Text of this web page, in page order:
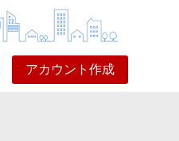
アカウント作成